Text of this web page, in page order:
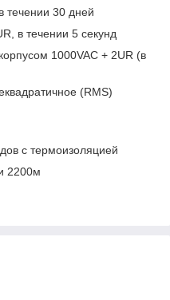
течении 30 дней
в течении 5 секунд
1000VAC + 2UR (в
(RMS)
с термоизоляцией
2200м